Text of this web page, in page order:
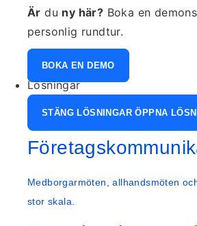
Är du ny här? Boka en
personlig rundtur.
BOKA EN DEMO
Lösningar
STÄNG LÖSNINGAR ÖPPNA
Medborgarmöten, allhandsmöten
stor skala.